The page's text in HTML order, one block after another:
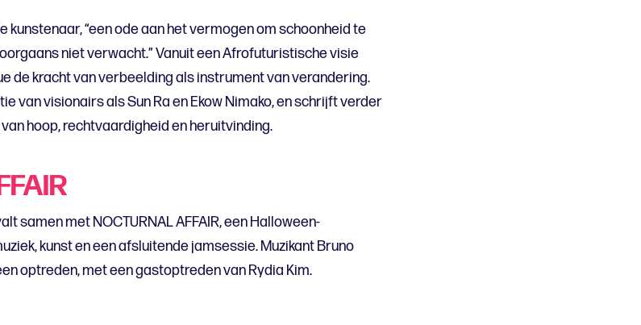
kunstenaar, “een ode aan het vermogen om schoonheid te
niet verwacht.” Vanuit een Afrofuturistische visie
de kracht van verbeelding als instrument van verandering.
van visionairs als Sun Ra en Ekow Nimako, en schrijft verder
hoop, rechtvaardigheid en heruitvinding.
samen met NOCTURNAL AFFAIR, een Halloween-
kunst en een afsluitende jamsessie. Muzikant Bruno
optreden, met een gastoptreden van Rydia Kim.